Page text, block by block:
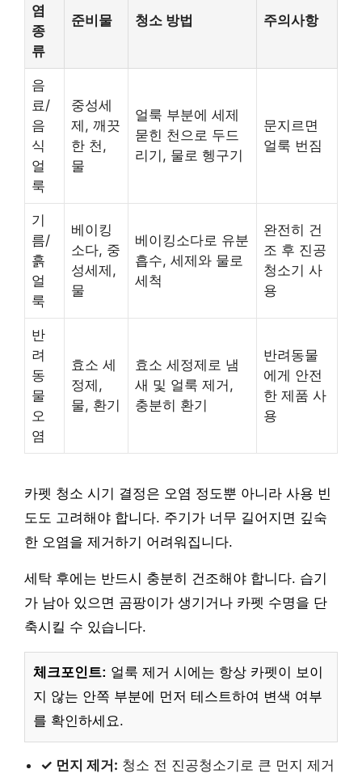
염
종
류
준비물 청소 방법 주의사항
음
료/
음
식
얼
룩
중성세
제, 깨끗
한 천,
물
얼룩 부분에 세제
묻힌 천으로 두드
리기, 물로 헹구기
문지르면
얼룩 번짐
기
름/
흙
얼
룩
베이킹
소다, 중
성세제,
물
베이킹소다로 유분
흡수, 세제와 물로
세척
완전히 건
조 후 진공
청소기 사
용
반
려
동
물
오
염
효소 세
정제,
물, 환기
효소 세정제로 냄
새 및 얼룩 제거,
충분히 환기
반려동물
에게 안전
한 제품 사
용
카펫 청소 시기 결정은 오염 정도뿐 아니라 사용 빈
도도 고려해야 합니다. 주기가 너무 길어지면 깊숙
한 오염을 제거하기 어려워집니다.
세탁 후에는 반드시 충분히 건조해야 합니다. 습기
가 남아 있으면 곰팡이가 생기거나 카펫 수명을 단
축시킬 수 있습니다.
체크포인트: 얼룩 제거 시에는 항상 카펫이 보이
지 않는 안쪽 부분에 먼저 테스트하여 변색 여부
를 확인하세요.
✓ 먼지 제거: 청소 전 진공청소기로 큰 먼지 제거